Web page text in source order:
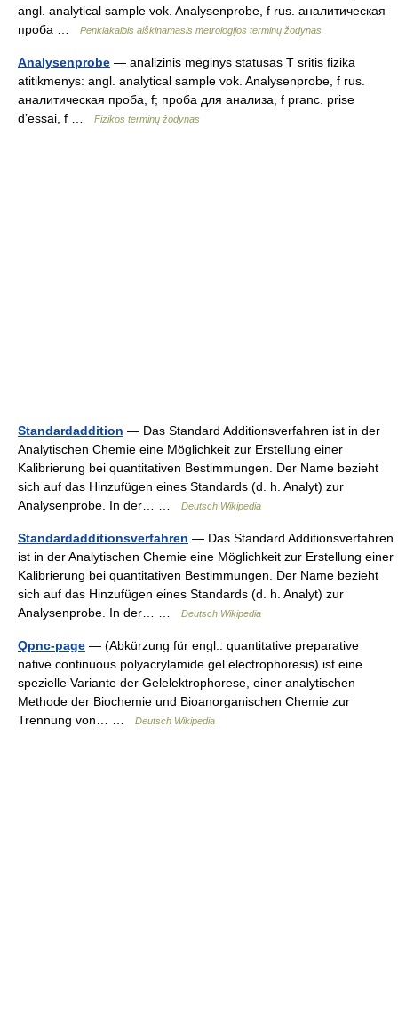
angl. analytical sample vok. Analysenprobe, f rus. аналитическая
проба …
Penkiakalbis aiškinamasis metrologijos terminų žodynas
Analysenprobe — analizinis mėginys statusas T sritis fizika
atitikmenys: angl. analytical sample vok. Analysenprobe, f rus.
аналитическая проба, f; проба для анализа, f pranc. prise
d’essai, f …
Fizikos terminų žodynas
Standardaddition — Das Standard Additionsverfahren ist in der
Analytischen Chemie eine Möglichkeit zur Erstellung einer
Kalibrierung bei quantitativen Bestimmungen. Der Name bezieht
sich auf das Hinzufügen eines Standards (d. h. Analyt) zur
Analysenprobe. In der… …
Deutsch Wikipedia
Standardadditionsverfahren — Das Standard Additionsverfahren
ist in der Analytischen Chemie eine Möglichkeit zur Erstellung einer
Kalibrierung bei quantitativen Bestimmungen. Der Name bezieht
sich auf das Hinzufügen eines Standards (d. h. Analyt) zur
Analysenprobe. In der… …
Deutsch Wikipedia
Qpnc-page — (Abkürzung für engl.: quantitative preparative
native continuous polyacrylamide gel electrophoresis) ist eine
spezielle Variante der Gelelektrophorese, einer analytischen
Methode der Biochemie und Bioanorganischen Chemie zur
Trennung von… …
Deutsch Wikipedia